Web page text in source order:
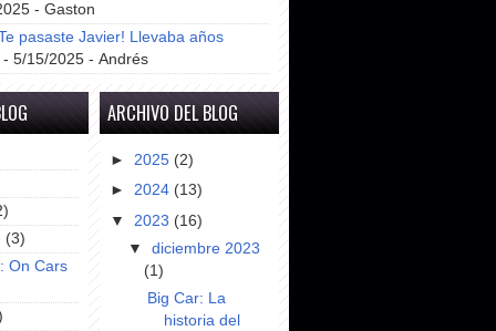
- Gaston
pasaste Javier! Llevaba años
- 5/15/2025 - Andrés
(3)
On Cars
ARCHIVO DEL BLOG
► 2025 (2)
► 2024 (13)
▼ 2023 (16)
▼diciembre 2023
(1)
Big Car: La
historia del